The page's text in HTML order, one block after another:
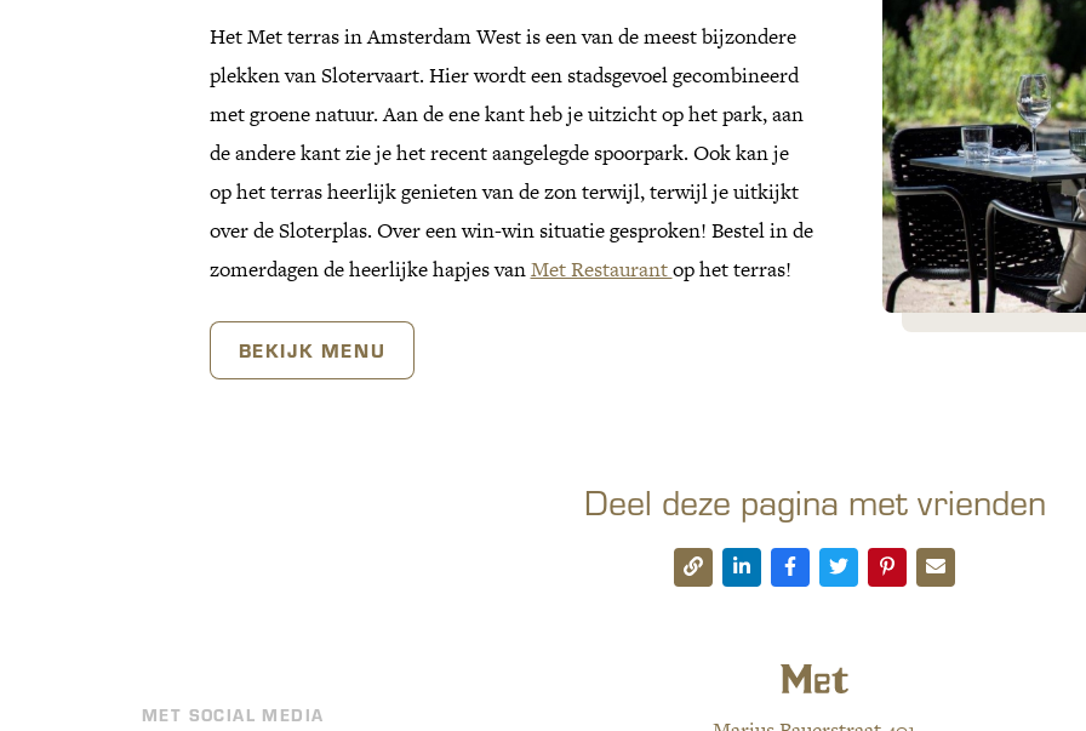
Het Met terras in Amsterdam West is een van de meest bijzondere
plekken van Slotervaart. Hier wordt een stadsgevoel gecombineerd
met groene natuur. Aan de ene kant heb je uitzicht op het park, aan
de andere kant zie je het recent aangelegde spoorpark. Ook kan je
op het terras heerlijk genieten van de zon terwijl, terwijl je uitkijkt
over de Sloterplas. Over een win-win situatie gesproken! Bestel in de
zomerdagen de heerlijke hapjes vanMet Restaurantop het terras!
BEKIJK MENU
Deel deze pagina met vrienden
MET SOCIAL MEDIA